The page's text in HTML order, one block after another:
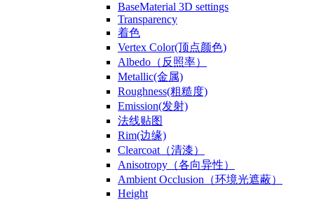
BaseMaterial 3D settings
Transparency
着色
Vertex Color(顶点颜色)
Albedo（反照率）
Metallic(金属)
Roughness(粗糙度)
Emission(发射)
法线贴图
Rim(边缘)
Clearcoat（清漆）
Anisotropy（各向异性）
Ambient Occlusion（环境光遮蔽）
Height